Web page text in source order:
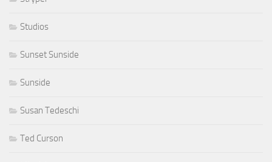
Studios
Sunset Sunside
Sunside
Susan Tedeschi
Ted Curson